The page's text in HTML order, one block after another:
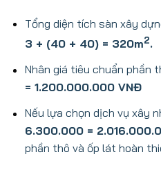
Tổng diện tích sàn xây
3 + (40 + 40) = 320m2.
Nhân giá tiêu chuẩn phần
= 1.200.000.000 VNĐ
Nếu lựa chọn dịch vụ xây
6.300.000 =
phần thô và ốp lát hoàn